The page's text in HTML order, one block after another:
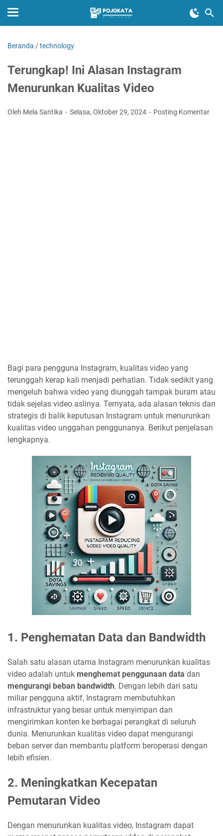
Beranda /technology
Terungkap! Ini Alasan Instagram
Menurunkan Kualitas Video
Oleh Mela Santika Selasa, Oktober 29, 2024 Posting Komentar
Bagi para pengguna Instagram, kualitas video yang
terunggah kerap kali menjadi perhatian. Tidak sedikit yang
mengeluh bahwa video yang diunggah tampak buram atau
tidak sejelas video aslinya. Ternyata, ada alasan teknis dan
strategis di balik keputusan Instagram untuk menurunkan
kualitas video unggahan penggunanya. Berikut penjelasan
lengkapnya.
1. Penghematan Data dan Bandwidth
Salah satu alasan utama Instagram menurunkan kualitas
video adalah untuk menghemat penggunaan data dan
mengurangi beban bandwidth. Dengan lebih dari satu
miliar pengguna aktif, Instagram membutuhkan
infrastruktur yang besar untuk menyimpan dan
mengirimkan konten ke berbagai perangkat di seluruh
dunia. Menurunkan kualitas video dapat mengurangi
beban server dan membantu platform beroperasi dengan
lebih efisien.
2. Meningkatkan Kecepatan
Pemutaran Video
Dengan menurunkan kualitas video, Instagram dapat